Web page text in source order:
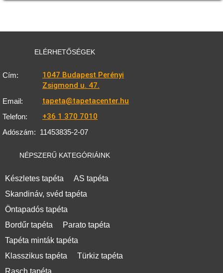
ELÉRHETŐSÉGEK
Cím:
1047 Budapest Perényi
Zsigmond u. 47.
Email: tapeta@tapetacenter.hu
Telefon: +36 1 370 7010
Adószám: 11453835-2-07
NÉPSZERŰ KATEGÓRIÁINK
Készletes tapéta
AS tapéta
Skandináv, svéd tapéta
Öntapadós tapéta
Bordűr tapéta
Parato tapéta
Tapéta minták tapéta
Klasszikus tapéta
Türkiz tapéta
Rasch tapéta